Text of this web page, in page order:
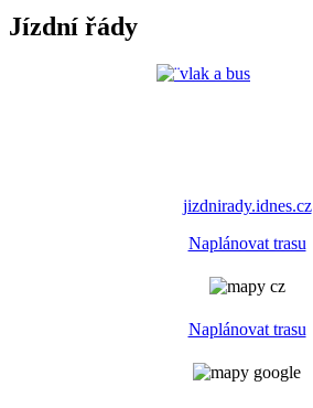
Jízdní řády
jizdnirady.idnes.cz
Naplánovat trasu
Naplánovat trasu